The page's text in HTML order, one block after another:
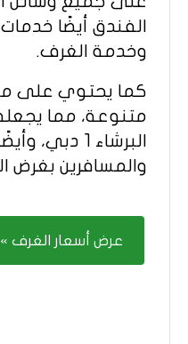
الفندق أيضًا
وخدمة الغرف.​
كما يحتوي على
متنوعة، مما
البرشاء 1
والمسافرين بغرض
عرض أسعار الغرف »